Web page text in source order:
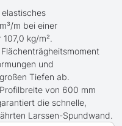
m bei einer
kg/m².
Flächenträgheitsmoment
und
Tiefen ab.
von 600 mm
die schnelle,
Larssen-Spundwand.